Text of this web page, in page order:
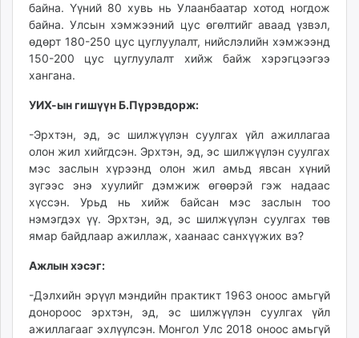
unegui.mn
assa.mn
toim.mn
tac.mn
unread.today
байна. Үүний 80 хувь нь Улаанбаатар хотод ногдож
байна. Улсын хэмжээний цус өгөлтийг аваад үзвэл,
өдөрт 180-250 цус цуглуулалт, нийслэлийн хэмжээнд
150-200 цус цуглуулалт хийж байж хэрэгцээгээ
хангана.
УИХ-ын гишүүн Б.Пүрэвдорж:
-Эрхтэн, эд, эс шилжүүлэн суулгах үйл ажиллагаа
олон жил хийгдсэн. Эрхтэн, эд, эс шилжүүлэн суулгах
мэс заслын хүрээнд олон жил амьд явсан хүний
зүгээс энэ хуулийг дэмжиж өгөөрэй гэж надаас
хүссэн. Урьд нь хийж байсан мэс заслын тоо
нэмэгдэх үү. Эрхтэн, эд, эс шилжүүлэн суулгах төв
ямар байдлаар ажиллаж, хаанаас санхүүжих вэ?
Ажлын хэсэг:
-Дэлхийн эрүүл мэндийн практикт 1963 оноос амьгүй
донороос эрхтэн, эд, эс шилжүүлэн суулгах үйл
ажиллагааг эхлүүлсэн. Монгол Улс 2018 оноос амьгүй